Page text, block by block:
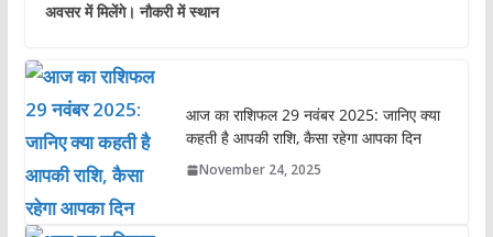
अवसर में मिलेंगे। नौकरी में स्थान
आज का राशिफल 29 नवंबर 2025: जानिए क्या
कहती है आपकी राशि, कैसा रहेगा आपका दिन
November 24, 2025